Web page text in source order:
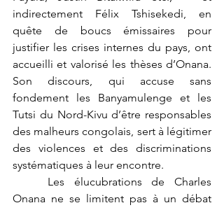
indirectement Félix Tshisekedi, en
quête de boucs émissaires pour
justifier les crises internes du pays, ont
accueilli et valorisé les thèses d’Onana.
Son discours, qui accuse sans
fondement les Banyamulenge et les
Tutsi du Nord-Kivu d’être responsables
des malheurs congolais, sert à légitimer
des violences et des discriminations
systématiques à leur encontre.
Onana ne se limitent pas à un débat